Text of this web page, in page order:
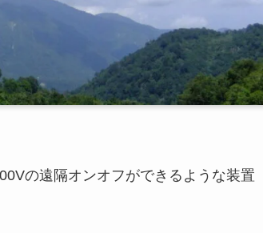
の遠隔オンオフができるような装置